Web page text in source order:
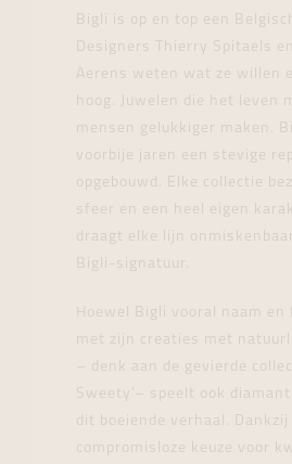
Bigli is op en top een
Designers Thierry Spitaels
Aerens weten wat ze willen
hoog. Juwelen die het leven
mensen gelukkiger maken.
voorbije jaren een stevige
opgebouwd. Elke collectie
sfeer en een heel eigen
draagt elke lijn
Bigli-signatuur.
Hoewel Bigli vooral naam en
met zijn creaties met
– denk aan de gevierde
Sweety’– speelt ook
dit boeiende verhaal. Dankzij
compromisloze keuze voor